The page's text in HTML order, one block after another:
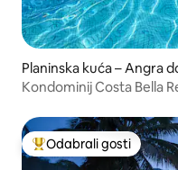
Planinska kuća – Angra
Kondominij Costa Bella
Među najviše
Odabrali gosti